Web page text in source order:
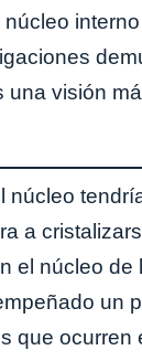
visión
a
el núcleo de
un
que ocurren